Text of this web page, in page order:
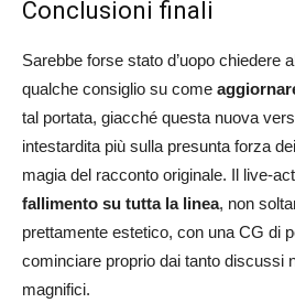
Conclusioni finali
Sarebbe forse stato d’uopo chiedere
qualche consiglio su come
tal portata, giacché questa nuova
intestardita più sulla presunta forza
magia del racconto originale. Il live-
fallimento su tutta la linea, non
prettamente estetico, con una CG di
cominciare proprio dai tanto discussi
magnifici.